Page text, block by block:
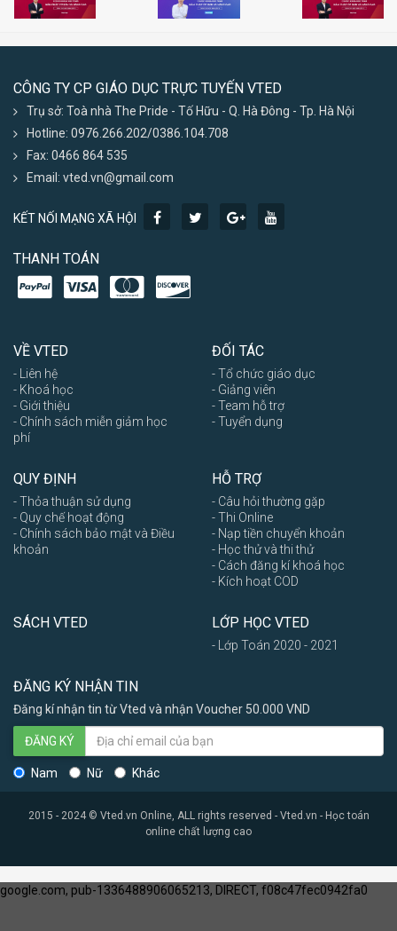
CÔNG TY CP GIÁO DỤC TRỰC TUYẾN VTED
Trụ sở: Toà nhà The Pride - Tố Hữu - Q. Hà Đông - Tp. Hà Nội
Hotline: 0976.266.202/0386.104.708
Fax: 0466 864 535
Email: vted.vn@gmail.com
KẾT NỐI MẠNG XÃ HỘI
THANH TOÁN
VỀ VTED
- Liên hệ
- Khoá học
- Giới thiệu
- Chính sách miễn giảm học
phí
ĐỐI TÁC
- Tổ chức giáo dục
- Giảng viên
- Team hỗ trợ
- Tuyển dụng
QUY ĐỊNH
- Thỏa thuận sử dụng
- Quy chế hoạt động
- Chính sách bảo mật và Điều
khoản
HỖ TRỢ
- Câu hỏi thường gặp
- Thi Online
- Nạp tiền chuyển khoản
- Học thử và thi thử
- Cách đăng kí khoá học
- Kích hoạt COD
SÁCH VTED LỚP HỌC VTED
- Lớp Toán 2020 - 2021
ĐĂNG KÝ NHẬN TIN
Đăng kí nhận tin từ Vted và nhận Voucher 50.000 VND
ĐĂNG KÝ
Nam Nữ Khác
2015 - 2024 © Vted.vn Online, ALL rights reserved - Vted.vn - Học toán
online chất lượng cao
google.com, pub-1336488906065213, DIRECT, f08c47fec0942fa0